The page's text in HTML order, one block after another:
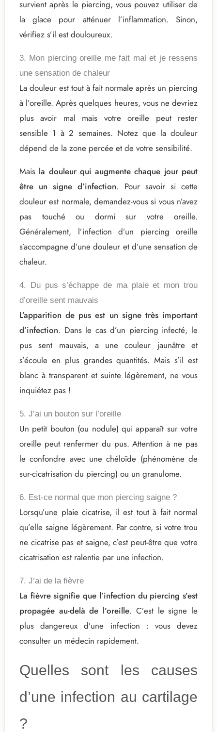
survient après le piercing, vous pouvez utiliser de
la glace pour atténuer l’inflammation. Sinon,
vérifiez s’il est douloureux.
3. Mon piercing oreille me fait mal et je ressens
une sensation de chaleur
La douleur est tout à fait normale après un piercing
à l’oreille. Après quelques heures, vous ne devriez
plus avoir mal mais votre oreille peut rester
sensible 1 à 2 semaines. Notez que la douleur
dépend de la zone percée et de votre sensibilité.
Mais la douleur qui augmente chaque jour peut
être un signe d’infection. Pour savoir si cette
douleur est normale, demandez-vous si vous n’avez
pas touché ou dormi sur votre oreille.
Généralement, l’infection d’un piercing oreille
s’accompagne d’une douleur et d’une sensation de
chaleur.
4. Du pus s’échappe de ma plaie et mon trou
d’oreille sent mauvais
L’apparition de pus est un signe très important
d’infection. Dans le cas d’un piercing infecté, le
pus sent mauvais, a une couleur jaunâtre et
s’écoule en plus grandes quantités. Mais s’il est
blanc à transparent et suinte légèrement, ne vous
inquiétez pas !
5. J’ai un bouton sur l’oreille
Un petit bouton (ou nodule) qui apparaît sur votre
oreille peut renfermer du pus. Attention à ne pas
le confondre avec une chéloïde (phénomène de
sur-cicatrisation du piercing) ou un granulome.
6. Est-ce normal que mon piercing saigne ?
Lorsqu’une plaie cicatrise, il est tout à fait normal
qu’elle saigne légèrement. Par contre, si votre trou
ne cicatrise pas et saigne, c’est peut-être que votre
cicatrisation est ralentie par une infection.
7. J’ai de la fièvre
La fièvre signifie que l’infection du piercing s’est
propagée au-delà de l’oreille. C’est le signe le
plus dangereux d’une infection : vous devez
consulter un médecin rapidement.
Quelles sont les causes
d’une infection au cartilage
?